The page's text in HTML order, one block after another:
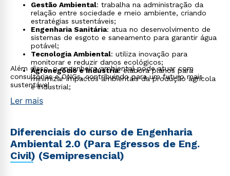
Gestão Ambiental: trabalha na administração da
relação entre sociedade e meio ambiente, criando
estratégias sustentáveis;
Engenharia Sanitária: atua no desenvolvimento de
sistemas de esgoto e saneamento para garantir água
potável;
Tecnologia Ambiental: utiliza inovação para
monitorar e reduzir danos ecológicos;
Agronegócio e Indústria: elabora planos para
minimizar impactos ambientais da produção agrícola
e industrial;
Além disso, o engenheiro ambiental pode atuar com
consultorias e ONGs, contribuindo para um futuro mais
sustentável.
Ler mais
Diferenciais do curso de Engenharia
Ambiental 2.0 (Para Egressos de Eng.
Civil) (Semipresencial)